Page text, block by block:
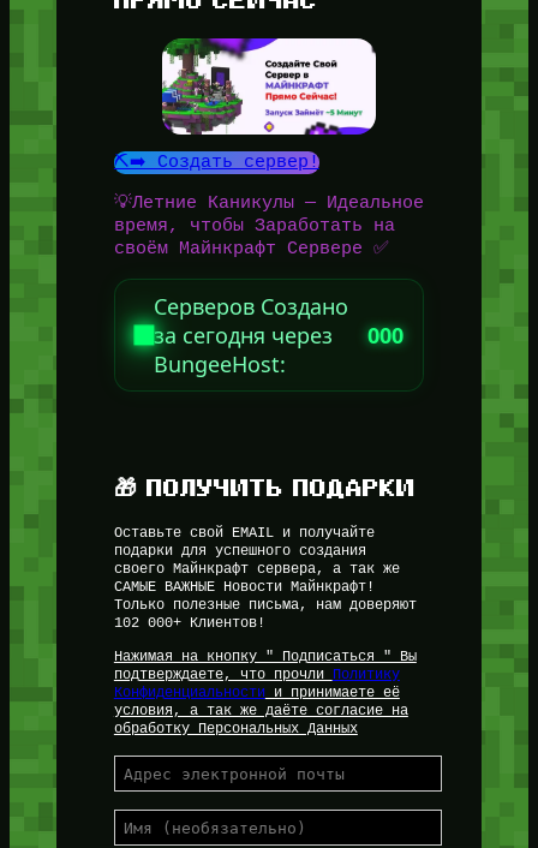
⛏️➡️ Создать сервер!
💡Летние Каникулы — Идеальное
время, чтобы Заработать на
своём Майнкрафт Сервере ✅
Серверов Создано
за сегодня через
BungeeHost:
000
🎁 ПОЛУЧИТЬ ПОДАРКИ
Оставьте свой EMAIL и получайте
подарки для успешного создания
своего Майнкрафт сервера, а так же
САМЫЕ ВАЖНЫЕ Новости Майнкрафт!
Только полезные письма, нам доверяют
102 000+ Клиентов!
Нажимая на кнопку " Подписаться " Вы
подтверждаете, что прочли
Политику
Конфиденциальностии принимаете её
условия, а так же даёте согласие на
обработку Персональных Данных